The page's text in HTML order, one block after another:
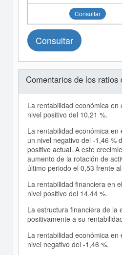
Consultar
Consultar
Comentarios de los ratios
La rentabilidad económica en
nivel positivo del 10,21 %.
La rentabilidad económica en
un nivel negativo del -1,46 %
positivo actual. A este
aumento de la rotación de
último periodo el 0,53 frente
La rentabilidad financiera en
nivel positivo del 14,44 %.
La estructura financiera de la
positivamente a su
La rentabilidad económica en
nivel negativo del -1,46 %.